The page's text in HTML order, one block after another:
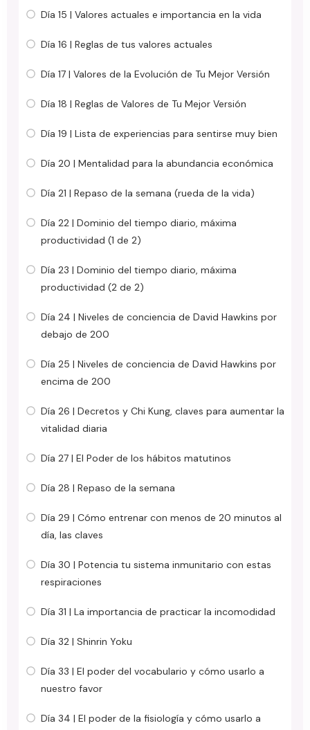
Día 15 | Valores actuales e importancia en la vida
Día 16 | Reglas de tus valores actuales
Día 17 | Valores de la Evolución de Tu Mejor Versión
Día 18 | Reglas de Valores de Tu Mejor Versión
Día 19 | Lista de experiencias para sentirse muy bien
Día 20 | Mentalidad para la abundancia económica
Día 21 | Repaso de la semana (rueda de la vida)
Día 22 | Dominio del tiempo diario, máxima
productividad (1 de 2)
Día 23 | Dominio del tiempo diario, máxima
productividad (2 de 2)
Día 24 | Niveles de conciencia de David Hawkins por
debajo de 200
Día 25 | Niveles de conciencia de David Hawkins por
encima de 200
Día 26 | Decretos y Chi Kung, claves para aumentar la
vitalidad diaria
Día 27 | El Poder de los hábitos matutinos
Día 28 | Repaso de la semana
Día 29 | Cómo entrenar con menos de 20 minutos al
día, las claves
Día 30 | Potencia tu sistema inmunitario con estas
respiraciones
Día 31 | La importancia de practicar la incomodidad
Día 32 | Shinrin Yoku
Día 33 | El poder del vocabulario y cómo usarlo a
nuestro favor
Día 34 | El poder de la fisiología y cómo usarlo a